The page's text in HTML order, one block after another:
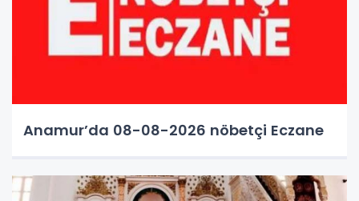
Anamur’da 08-08-2026 nöbetçi Eczane